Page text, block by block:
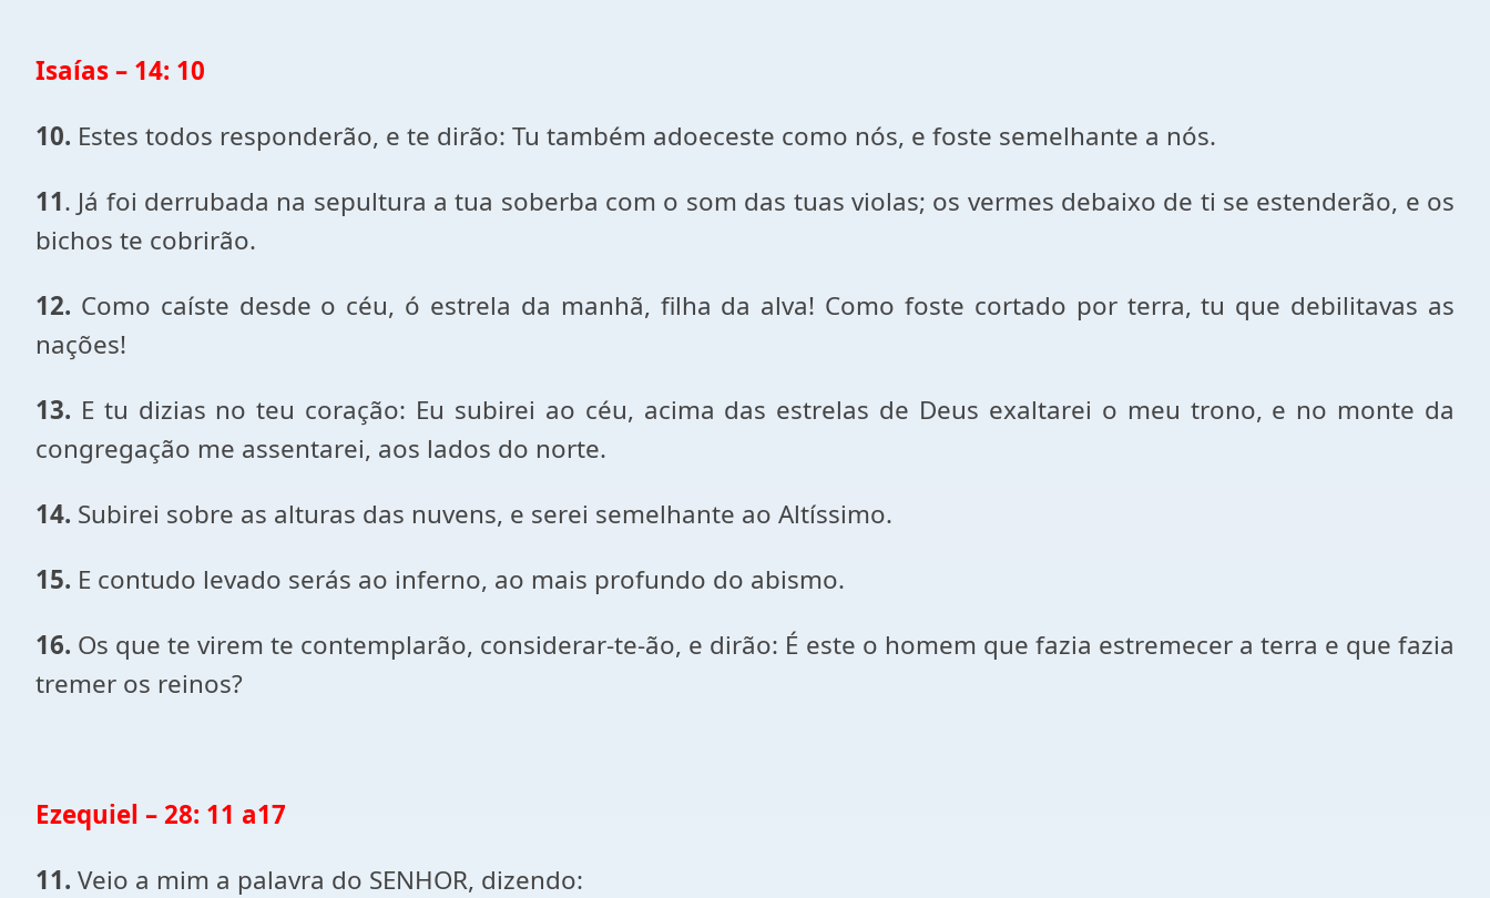
Isaías – 14: 10
10. Estes todos responderão, e te dirão: Tu também adoeceste como nós, e foste semelhante a nós.
11. Já foi derrubada na sepultura a tua soberba com o som das tuas violas; os vermes debaixo de ti se estenderão, e os
bichos te cobrirão.
12. Como caíste desde o céu, ó estrela da manhã, filha da alva! Como foste cortado por terra, tu que debilitavas as
nações!
13. E tu dizias no teu coração: Eu subirei ao céu, acima das estrelas de Deus exaltarei o meu trono, e no monte da
congregação me assentarei, aos lados do norte.
14. Subirei sobre as alturas das nuvens, e serei semelhante ao Altíssimo.
15. E contudo levado serás ao inferno, ao mais profundo do abismo.
16. Os que te virem te contemplarão, considerar-te-ão, e dirão: É este o homem que fazia estremecer a terra e que fazia
tremer os reinos?
Ezequiel – 28: 11 a17
11. Veio a mim a palavra do SENHOR, dizendo: